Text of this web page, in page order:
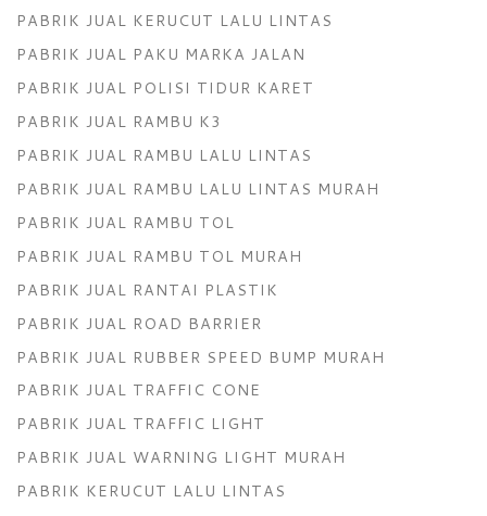
PABRIK JUAL KERUCUT LALU LINTAS
PABRIK JUAL PAKU MARKA JALAN
PABRIK JUAL POLISI TIDUR KARET
PABRIK JUAL RAMBU K3
PABRIK JUAL RAMBU LALU LINTAS
PABRIK JUAL RAMBU LALU LINTAS MURAH
PABRIK JUAL RAMBU TOL
PABRIK JUAL RAMBU TOL MURAH
PABRIK JUAL RANTAI PLASTIK
PABRIK JUAL ROAD BARRIER
PABRIK JUAL RUBBER SPEED BUMP MURAH
PABRIK JUAL TRAFFIC CONE
PABRIK JUAL TRAFFIC LIGHT
PABRIK JUAL WARNING LIGHT MURAH
PABRIK KERUCUT LALU LINTAS